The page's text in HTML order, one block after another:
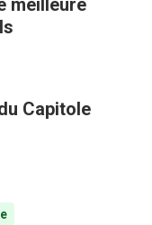
meilleure
Capitole